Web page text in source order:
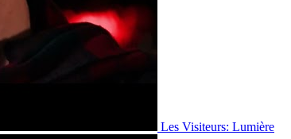
Les Visiteurs: Lumière